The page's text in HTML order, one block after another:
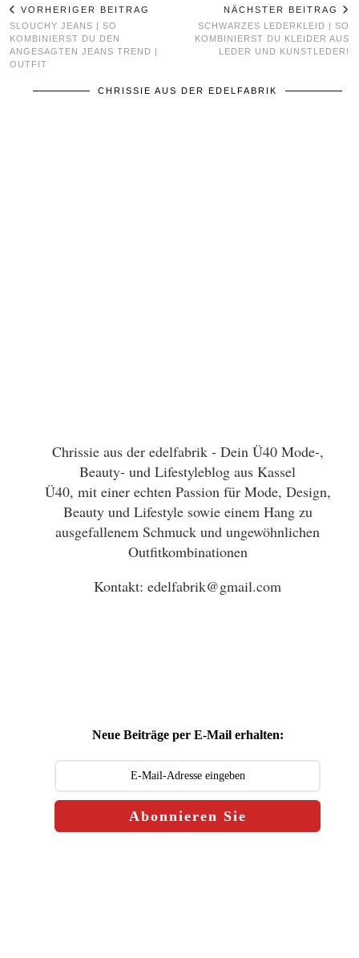
VORHERIGER BEITRAG
SLOUCHY JEANS | SO
KOMBINIERST DU DEN
ANGESAGTEN JEANS TREND |
OUTFIT
NÄCHSTER BEITRAG
SCHWARZES LEDERKLEID | SO
KOMBINIERST DU KLEIDER AUS
LEDER UND KUNSTLEDER!
CHRISSIE AUS DER EDELFABRIK
Chrissie aus der edelfabrik - Dein Ü40 Mode-,
Beauty- und Lifestyleblog aus Kassel
Ü40, mit einer echten Passion für Mode, Design,
Beauty und Lifestyle sowie einem Hang zu
ausgefallenem Schmuck und ungewöhnlichen
Outfitkombinationen
Kontakt: edelfabrik@gmail.com
Neue Beiträge per E-Mail erhalten:
Abonnieren Sie